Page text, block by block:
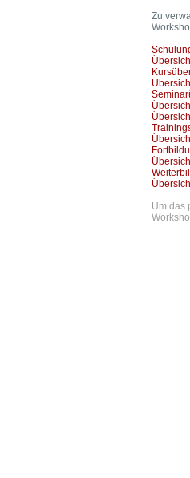
Zu
Um das